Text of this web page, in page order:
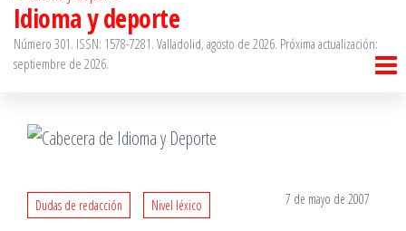
Idioma y deporte
Número 301. ISSN: 1578-7281. Valladolid, agosto de 2026. Próxima actualización:
septiembre de 2026.
Dudas de redacción Nivel léxico 7 de mayo de 2007